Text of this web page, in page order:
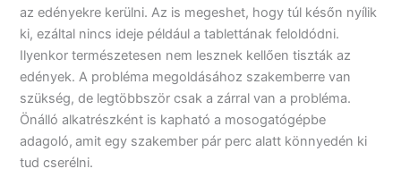
az edényekre kerülni. Az is megeshet, hogy túl későn nyílik
ki, ezáltal nincs ideje például a tablettának feloldódni.
Ilyenkor természetesen nem lesznek kellően tiszták az
edények. A probléma megoldásához szakemberre van
szükség, de legtöbbször csak a zárral van a probléma.
Önálló alkatrészként is kapható a mosogatógépbe
adagoló, amit egy szakember pár perc alatt könnyedén ki
tud cserélni.